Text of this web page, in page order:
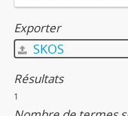
Exporter
SKOS
Résultats
1